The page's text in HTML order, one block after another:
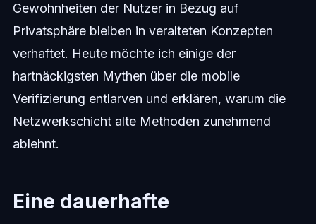
Gewohnheiten der Nutzer in Bezug auf
Privatsphäre bleiben in veralteten Konzepten
verhaftet. Heute möchte ich einige der
hartnäckigsten Mythen über die mobile
Verifizierung entlarven und erklären, warum die
Netzwerkschicht alte Methoden zunehmend
ablehnt.
Eine dauerhafte